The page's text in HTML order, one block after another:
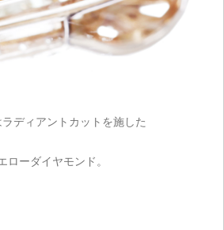
ディアントカットを施した
ローダイヤモンド。